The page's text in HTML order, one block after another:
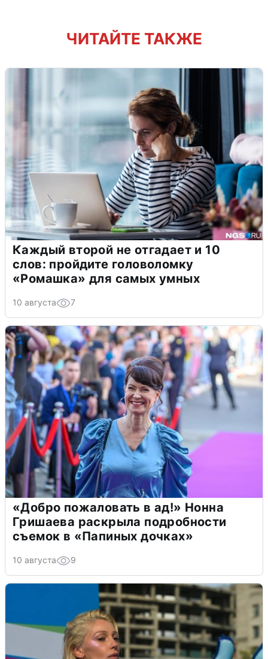
ЧИТАЙТЕ ТАКЖЕ
Каждый второй не отгадает и 10
слов: пройдите головоломку
«Ромашка» для самых умных
10 августа 7
«Добро пожаловать в ад!» Нонна
Гришаева раскрыла подробности
съемок в «Папиных дочках»
10 августа 9